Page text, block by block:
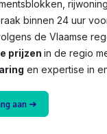
binnen 24 uur
de Vlaamse
prijzen in de regio
en expertise in
aan ➜